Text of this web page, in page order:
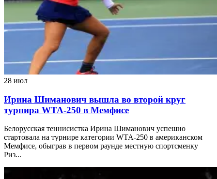
28 июл
Ирина Шиманович вышла во второй круг
турнира WTA-250 в Мемфисе
Белорусская теннисистка Ирина Шиманович успешно
стартовала на турнире категории WTA-250 в американском
Мемфисе, обыграв в первом раунде местную спортсменку
Риз...